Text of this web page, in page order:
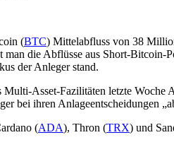
(BTC) Mittelabfluss von 38
man die Abflüsse aus Short-
der Anleger stand.
Multi-Asset-Fazilitäten letzte
bei ihren Anlageentscheidungen
(ADA), Thron (TRX) und